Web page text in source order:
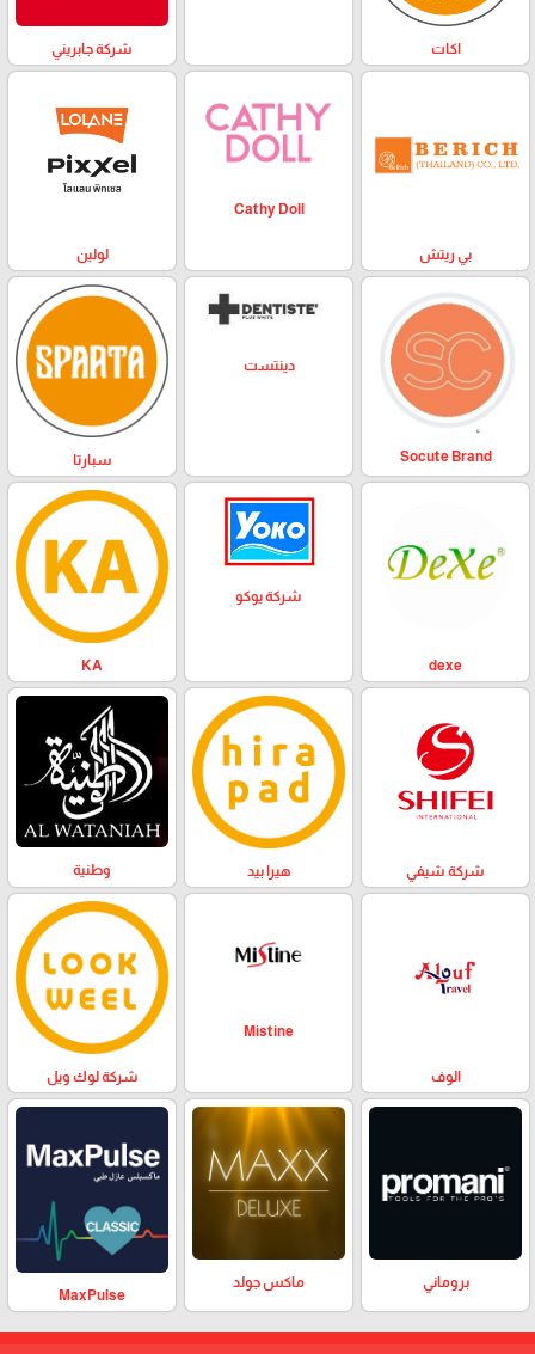
اكات شركة جابريني
بي ريتش
Cathy Doll
لولين
Socute Brand
دينتست
سبارتا
dexe
شركة يوكو
KA
شركة شيفي هيرا بيد وطنية
الوف
Mistine
شركة لوك ويل
بروماني ماكس جولد
MaxPulse